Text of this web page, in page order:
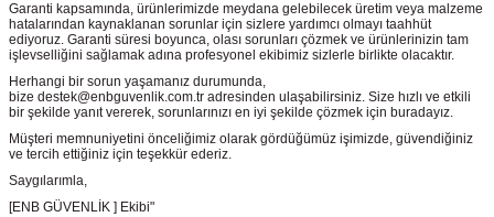
Garanti kapsamında, ürünlerimizde meydana gelebilecek üretim veya malzeme
hatalarından kaynaklanan sorunlar için sizlere yardımcı olmayı taahhüt
ediyoruz. Garanti süresi boyunca, olası sorunları çözmek ve ürünlerinizin tam
işlevselliğini sağlamak adına profesyonel ekibimiz sizlerle birlikte olacaktır.
Herhangi bir sorun yaşamanız durumunda,
bize destek@enbguvenlik.com.tr adresinden ulaşabilirsiniz. Size hızlı ve etkili
bir şekilde yanıt vererek, sorunlarınızı en iyi şekilde çözmek için buradayız.
Müşteri memnuniyetini önceliğimiz olarak gördüğümüz işimizde, güvendiğiniz
ve tercih ettiğiniz için teşekkür ederiz.
Saygılarımla,
[ENB GÜVENLİK ] Ekibi"